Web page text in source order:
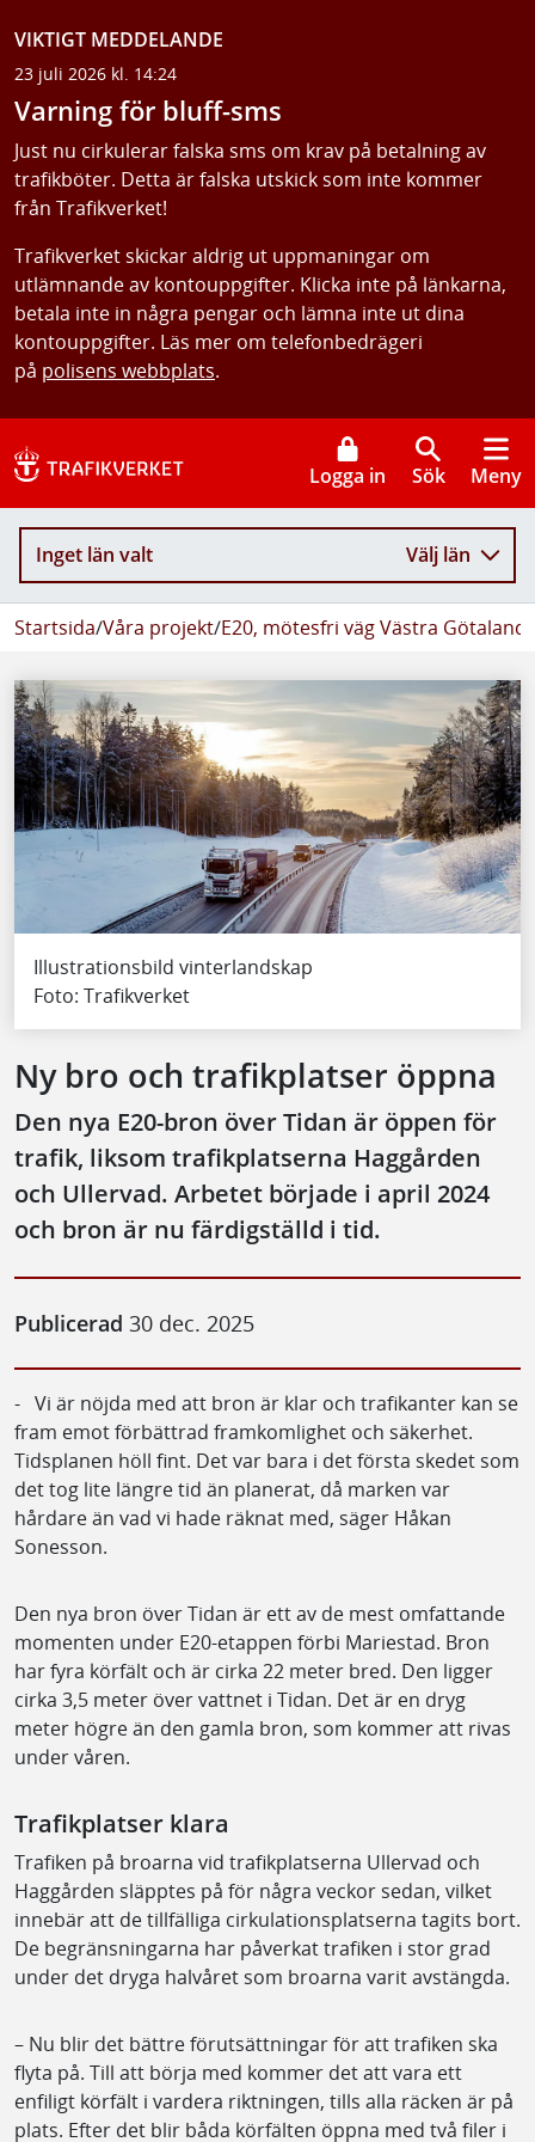
VIKTIGT MEDDELANDE
23 juli 2026 kl. 14:24
Varning för bluff-sms
Just nu cirkulerar falska sms om krav på betalning av
trafikböter. Detta är falska utskick som inte kommer
från Trafikverket!
Trafikverket skickar aldrig ut uppmaningar om
utlämnande av kontouppgifter. Klicka inte på länkarna,
betala inte in några pengar och lämna inte ut dina
kontouppgifter. Läs mer om telefonbedrägeri
på polisens webbplats.
Logga in Sök Meny
Inget län valt Välj län
Startsida/Våra projekt/E20, mötesfri väg Västra Götaland
Illustrationsbild vinterlandskap
Foto: Trafikverket
Ny bro och trafikplatser öppna
Den nya E20-bron över Tidan är öppen för
trafik, liksom trafikplatserna Haggården
och Ullervad. Arbetet började i april 2024
och bron är nu färdigställd i tid.
Publicerad 30 dec. 2025
- Vi är nöjda med att bron är klar och trafikanter kan se
fram emot förbättrad framkomlighet och säkerhet.
Tidsplanen höll fint. Det var bara i det första skedet som
det tog lite längre tid än planerat, då marken var
hårdare än vad vi hade räknat med, säger Håkan
Sonesson.
Den nya bron över Tidan är ett av de mest omfattande
momenten under E20-etappen förbi Mariestad. Bron
har fyra körfält och är cirka 22 meter bred. Den ligger
cirka 3,5 meter över vattnet i Tidan. Det är en dryg
meter högre än den gamla bron, som kommer att rivas
under våren.
Trafikplatser klara
Trafiken på broarna vid trafikplatserna Ullervad och
Haggården släpptes på för några veckor sedan, vilket
innebär att de tillfälliga cirkulationsplatserna tagits bort.
De begränsningarna har påverkat trafiken i stor grad
under det dryga halvåret som broarna varit avstängda.
– Nu blir det bättre förutsättningar för att trafiken ska
flyta på. Till att börja med kommer det att vara ett
enfiligt körfält i vardera riktningen, tills alla räcken är på
plats. Efter det blir båda körfälten öppna med två filer i